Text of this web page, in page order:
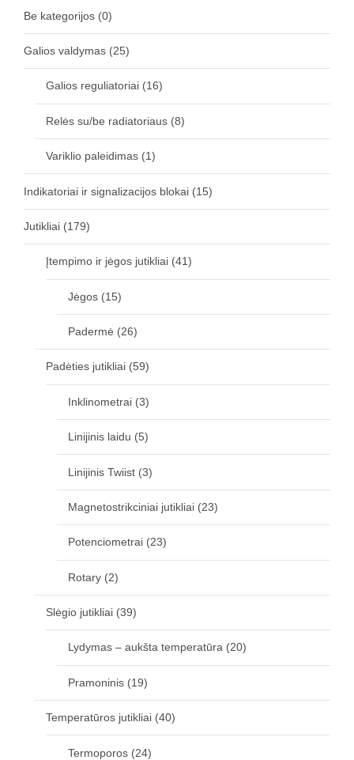
Be kategorijos (0)
Galios valdymas (25)
Galios reguliatoriai (16)
Relės su/be radiatoriaus (8)
Variklio paleidimas (1)
Indikatoriai ir signalizacijos blokai (15)
Jutikliai (179)
Įtempimo ir jėgos jutikliai (41)
Jėgos (15)
Padermė (26)
Padėties jutikliai (59)
Inklinometrai (3)
Linijinis laidu (5)
Linijinis Twiist (3)
Magnetostrikciniai jutikliai (23)
Potenciometrai (23)
Rotary (2)
Slėgio jutikliai (39)
Lydymas – aukšta temperatūra (20)
Pramoninis (19)
Temperatūros jutikliai (40)
Termoporos (24)